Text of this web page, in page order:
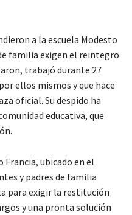
a la escuela Modesto
familia exigen el reintegro
trabajó durante 27
ellos mismos y que hace
oficial. Su despido ha
educativa, que
ubicado en el
y padres de familia
para exigir la restitución
y una pronta solución